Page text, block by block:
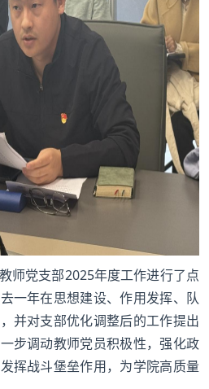
师党支部2025年度工作进行了点
一年在思想建设、作用发挥、队
并对支部优化调整后的工作提出
步调动教师党员积极性，强化政
挥战斗堡垒作用，为学院高质量